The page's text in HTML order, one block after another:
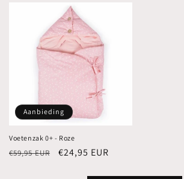
Aanbieding
Voetenzak 0+ - Roze
Normale
€59,95 EUR Aanbiedingsprijs
€24,95 EUR